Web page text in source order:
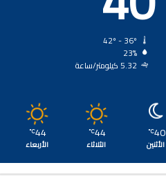
23%
5.32 كيلومتر/ساعة
40
℃
الأثنين
44
℃
الثلاثاء
44
℃
الأربعاء